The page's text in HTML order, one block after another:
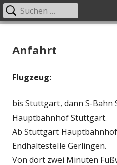
zum
Primäres
Suchen
nach:
Anfahrt
Flugzeug:
bis Stuttgart, dann S-Bahn
Hauptbahnhof Stuttgart.
Ab Stuttgart
Endhaltestelle Gerlingen.
Von dort zwei Minuten